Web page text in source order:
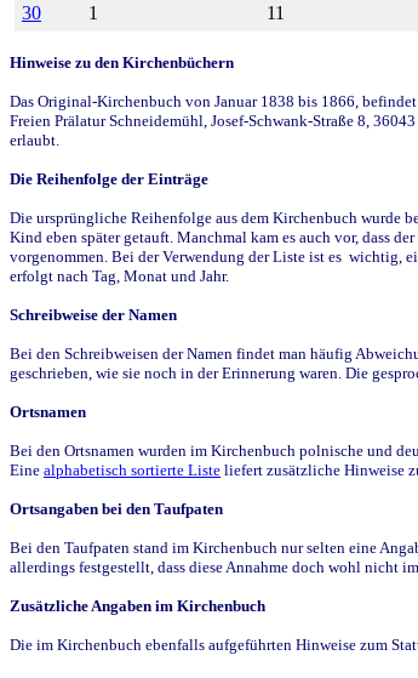
30
1 11
Hinweise zu den Kirchenbüchern
Das Original-Kirchenbuch von Januar 1838 bis 1866,
Freien Prälatur Schneidemühl, Josef-Schwank-Straße 8,
erlaubt.
Die Reihenfolge der Einträge
Die ursprüngliche Reihenfolge aus dem Kirchenbuch wurde
Kind eben später getauft. Manchmal kam es auch vor, dass
vorgenommen. Bei der Verwendung der Liste ist es wichtig,
erfolgt nach Tag, Monat und Jahr.
Schreibweise der Namen
Bei den Schreibweisen der Namen findet man häufig
geschrieben, wie sie noch in der Erinnerung waren. Die
Ortsnamen
Bei den Ortsnamen wurden im Kirchenbuch polnische und
Eine alphabetisch sortierte Liste liefert zusätzliche Hinweise
Ortsangaben bei den Taufpaten
Bei den Taufpaten stand im Kirchenbuch nur selten eine
allerdings festgestellt, dass diese Annahme doch wohl nicht
Zusätzliche Angaben im Kirchenbuch
Die im Kirchenbuch ebenfalls aufgeführten Hinweise zum